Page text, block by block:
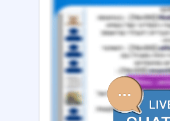
13:23 04/08/26
13:18 04/08/26
14:29 05/08/26